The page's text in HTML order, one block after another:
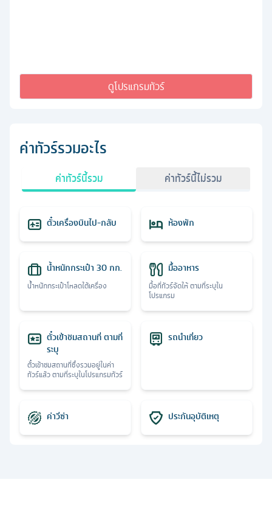
ดูโปรแกรมทัวร์
ค่าทัวร์รวมอะไร
ค่าทัวร์นี้รวม ค่าทัวร์นี้ไม่รวม
ตั๋วเครื่องบินไป-กลับ ห้องพัก
น้ำหนักกระเป๋า 30 กก.
น้ำหนักกระเป๋าโหลดใต้เครื่อง
มื้ออาหาร
มื้อที่ทัวร์จัดให้ ตามที่ระบุใน
โปรแกรม
ตั๋วเข้าชมสถานที่ ตามที่
ระบุ
ตั๋วเข้าชมสถานที่ซึ่งรวมอยู่ในค่า
ทัวร์แล้ว ตามที่ระบุในโปรแกรมทัวร์
รถนำเที่ยว
ค่าวีซ่า ประกันอุบัติเหตุ